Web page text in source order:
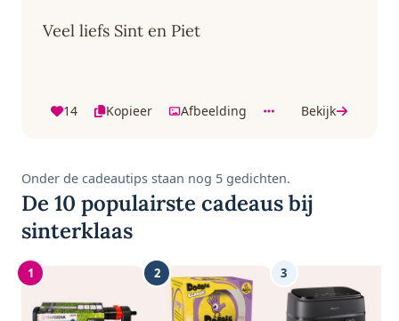
Veel liefs Sint en Piet
14 Kopieer Afbeelding Bekijk
Onder de cadeautips staan nog 5 gedichten.
De 10 populairste cadeaus bij
sinterklaas
1 2 3